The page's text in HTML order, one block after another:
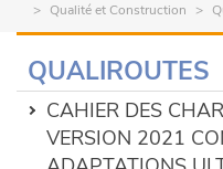
Qualité et Construction
QUALIROUTES
CAHIER DES
VERSION 2021